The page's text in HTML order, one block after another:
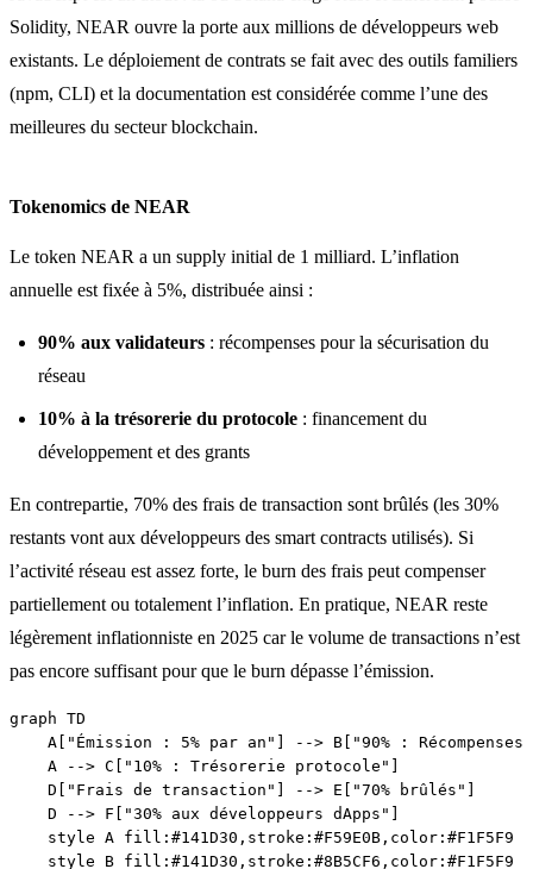
Solidity, NEAR ouvre la porte aux millions de développeurs web
existants. Le déploiement de contrats se fait avec des outils familiers
(npm, CLI) et la documentation est considérée comme l’une des
meilleures du secteur blockchain.
Tokenomics de NEAR
Le token NEAR a un supply initial de 1 milliard. L’inflation
annuelle est fixée à 5%, distribuée ainsi :
90% aux validateurs : récompenses pour la sécurisation du
réseau
10% à la trésorerie du protocole : financement du
développement et des grants
En contrepartie, 70% des frais de transaction sont brûlés (les 30%
restants vont aux développeurs des smart contracts utilisés). Si
l’activité réseau est assez forte, le burn des frais peut compenser
partiellement ou totalement l’inflation. En pratique, NEAR reste
légèrement inflationniste en 2025 car le volume de transactions n’est
pas encore suffisant pour que le burn dépasse l’émission.
graph TD
A["Émission : 5% par an"] --> B["90% : Récompenses
    A --> C["10% : Trésorerie protocole"]
    D["Frais de transaction"] --> E["70% brûlés"]
    D --> F["30% aux développeurs dApps"]
    style A fill:#141D30,stroke:#F59E0B,color:#F1F5F9
    style B fill:#141D30,stroke:#8B5CF6,color:#F1F5F9